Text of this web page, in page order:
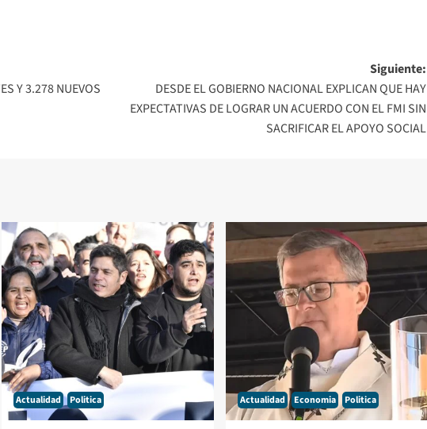
Y 3.278 NUEVOS
Siguiente:
DESDE EL GOBIERNO NACIONAL EXPLICAN QUE HAY
EXPECTATIVAS DE LOGRAR UN ACUERDO CON EL FMI SIN
SACRIFICAR EL APOYO SOCIAL
Actualidad Politica Actualidad Economia Politica